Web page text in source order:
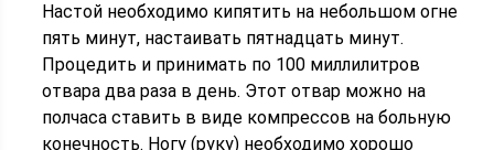
Настой необходимо кипятить на небольшом огне
пять минут, настаивать пятнадцать минут.
Процедить и принимать по 100 миллилитров
отвара два раза в день. Этот отвар можно на
полчаса ставить в виде компрессов на больную
конечность. Ногу (руку) необходимо хорошо